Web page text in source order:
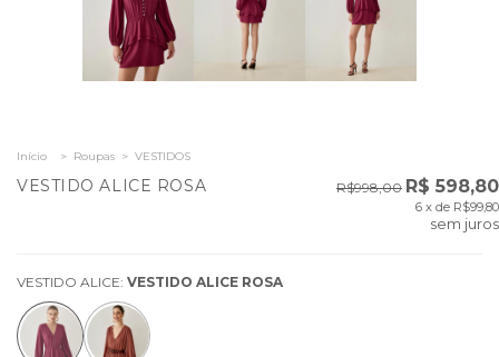
Início > Roupas > VESTIDOS
VESTIDO ALICE ROSA R$998,00 R$ 598,80
6 x de R$99,80
sem juros
VESTIDO ALICE: VESTIDO ALICE ROSA